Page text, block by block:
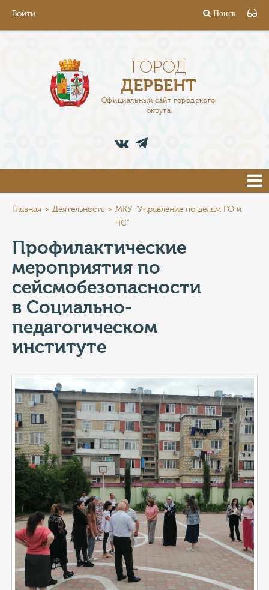
Войти Поиск
ГОРОД
ДЕРБЕНТ
Официальный сайт городского
округа
АДМИНИСТРАЦИЯ
ПРЕСС-ЦЕНТР
ТУРИСТАМ
КОНТАКТЫ
ТАРИФЫ
ГЕРОИ Z
СЛУЖБА ПО КОНТРАКТУ
Главная Деятельность
МКУ "Управление по делам ГО и
ЧС"
Профилактические
мероприятия по
сейсмобезопасности
в Социально-
педагогическом
институте